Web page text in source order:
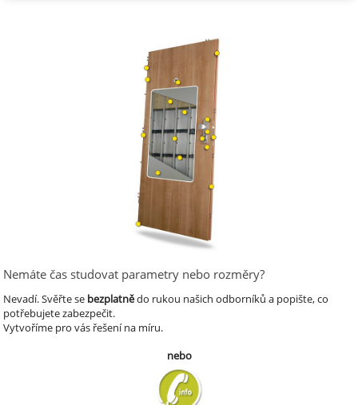
Nemáte čas studovat parametry nebo rozměry?
Nevadí.Svěřte se bezplatnědo rukou našich odborníků a popište, co
potřebujete zabezpečit.
Vytvoříme pro vás řešení na míru.
nebo